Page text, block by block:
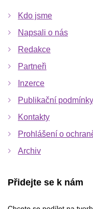
Kdo jsme
Napsali o nás
Redakce
Partneři
Inzerce
Publikační podmínky
Kontakty
Prohlášení o
Archiv
Přidejte se k nám